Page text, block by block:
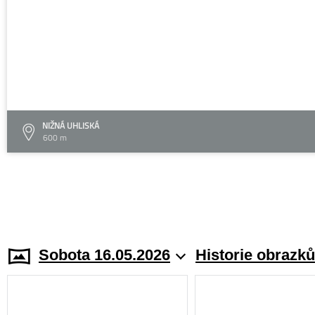
NIŽNÁ UHLISKÁ
600 m
Sobota 16.05.2026 Historie obrazků